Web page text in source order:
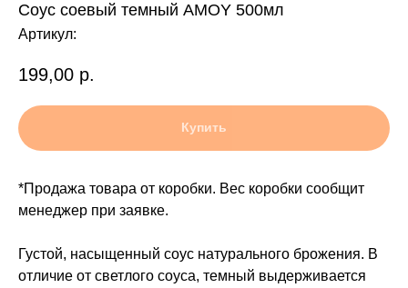
Соус соевый темный AMOY 500мл
Артикул:
199,00 р.
Купить
*Продажа товара от коробки. Вес коробки сообщит
менеджер при заявке.
Густой, насыщенный соус натурального брожения. В
отличие от светлого соуса, темный выдерживается